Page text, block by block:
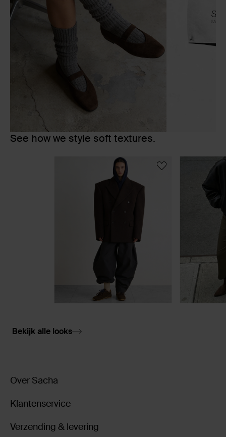
See how we style soft textures.
Bekijk alle looks
Over Sacha
Klantenservice
Verzending & levering